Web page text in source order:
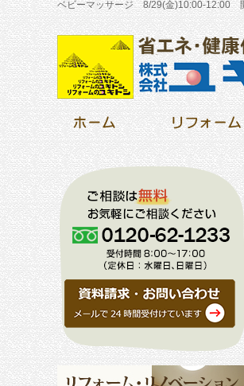
ベビーマッサージ 8/29(金)10:00-12:00